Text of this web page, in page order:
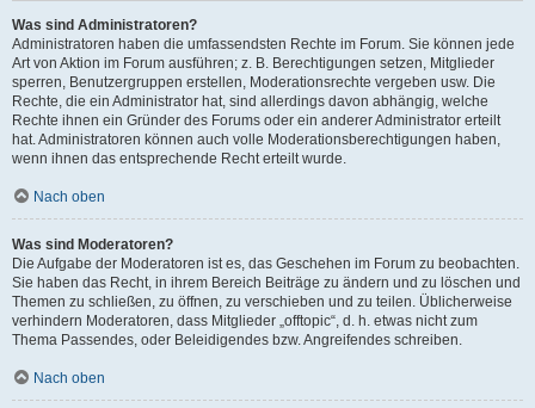
Was sind Administratoren?
Administratoren haben die umfassendsten Rechte im Forum. Sie können jede
Art von Aktion im Forum ausführen; z. B. Berechtigungen setzen, Mitglieder
sperren, Benutzergruppen erstellen, Moderationsrechte vergeben usw. Die
Rechte, die ein Administrator hat, sind allerdings davon abhängig, welche
Rechte ihnen ein Gründer des Forums oder ein anderer Administrator erteilt
hat. Administratoren können auch volle Moderationsberechtigungen haben,
wenn ihnen das entsprechende Recht erteilt wurde.
Nach oben
Was sind Moderatoren?
Die Aufgabe der Moderatoren ist es, das Geschehen im Forum zu beobachten.
Sie haben das Recht, in ihrem Bereich Beiträge zu ändern und zu löschen und
Themen zu schließen, zu öffnen, zu verschieben und zu teilen. Üblicherweise
verhindern Moderatoren, dass Mitglieder „offtopic“, d. h. etwas nicht zum
Thema Passendes, oder Beleidigendes bzw. Angreifendes schreiben.
Nach oben